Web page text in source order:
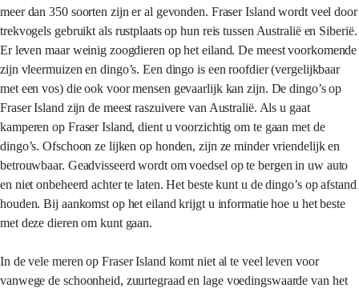
meer dan 350 soorten zijn er al gevonden. Fraser Island wordt veel door
trekvogels gebruikt als rustplaats op hun reis tussen Australië en Siberië.
Er leven maar weinig zoogdieren op het eiland. De meest voorkomende
zijn vleermuizen en dingo’s. Een dingo is een roofdier (vergelijkbaar
met een vos) die ook voor mensen gevaarlijk kan zijn. De dingo’s op
Fraser Island zijn de meest raszuivere van Australië. Als u gaat
kamperen op Fraser Island, dient u voorzichtig om te gaan met de
dingo’s. Ofschoon ze lijken op honden, zijn ze minder vriendelijk en
betrouwbaar. Geadvisseerd wordt om voedsel op te bergen in uw auto
en niet onbeheerd achter te laten. Het beste kunt u de dingo’s op afstand
houden. Bij aankomst op het eiland krijgt u informatie hoe u het beste
met deze dieren om kunt gaan.
In de vele meren op Fraser Island komt niet al te veel leven voor
vanwege de schoonheid, zuurtegraad en lage voedingswaarde van het